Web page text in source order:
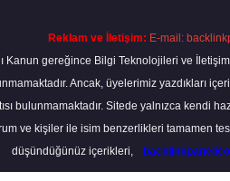
Reklam ve İletişim: E-mail:
Kanun gereğince Bilgi Teknolojileri ve
Ancak, üyelerimiz yazdıkları
bulunmamaktadır. Sitede yalnızca kendi
ve kişiler ile isim benzerlikleri tamamen
düşündüğünüz içerikleri,